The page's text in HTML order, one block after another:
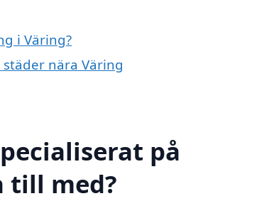
i Väring?
nära Väring
på
till med?